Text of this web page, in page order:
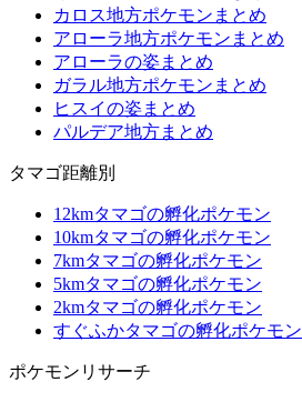
カロス地方ポケモンまとめ
アローラ地方ポケモンまとめ
アローラの姿まとめ
ガラル地方ポケモンまとめ
ヒスイの姿まとめ
パルデア地方まとめ
タマゴ距離別
12kmタマゴの孵化ポケモン
10kmタマゴの孵化ポケモン
7kmタマゴの孵化ポケモン
5kmタマゴの孵化ポケモン
2kmタマゴの孵化ポケモン
すぐふかタマゴの孵化ポケモン
ポケモンリサーチ